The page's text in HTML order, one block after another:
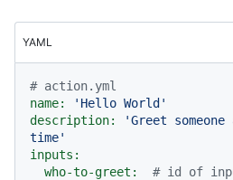
YAML
# action.yml
name:
'Hello World'
description:
'Greet
time'
inputs:
who-to-greet:
# id of